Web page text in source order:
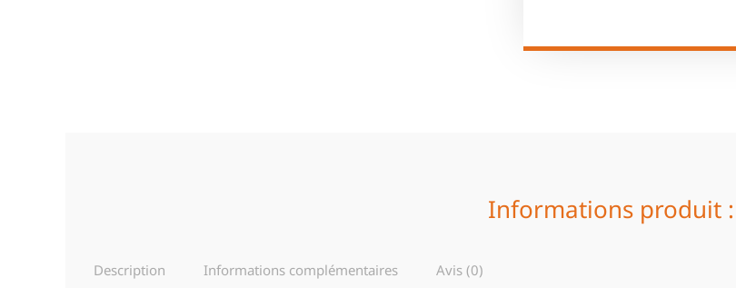
Informations produit :
Description Informations complémentaires Avis (0)